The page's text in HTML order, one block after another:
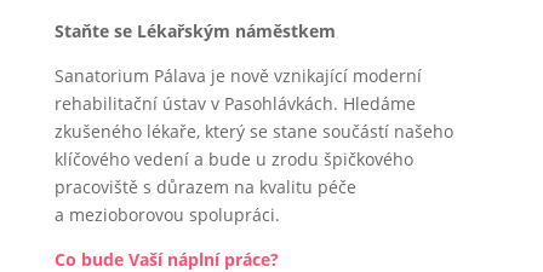
Staňte se Lékařským náměstkem
Sanatorium Pálava je nově vznikající moderní
rehabilitační ústav v Pasohlávkách. Hledáme
zkušeného lékaře, který se stane součástí našeho
klíčového vedení a bude u zrodu špičkového
pracoviště s důrazem na kvalitu péče
a mezioborovou spolupráci.
Co bude Vaší náplní práce?